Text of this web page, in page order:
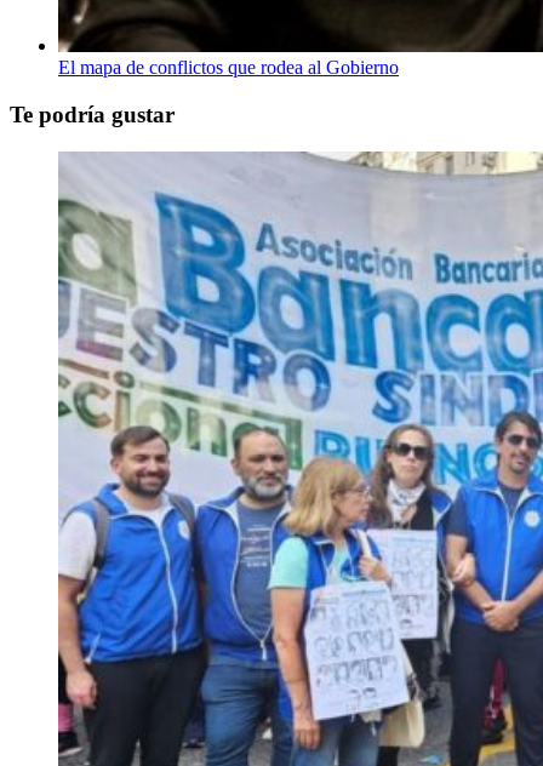
El mapa de conflictos que rodea al Gobierno
Te podría gustar